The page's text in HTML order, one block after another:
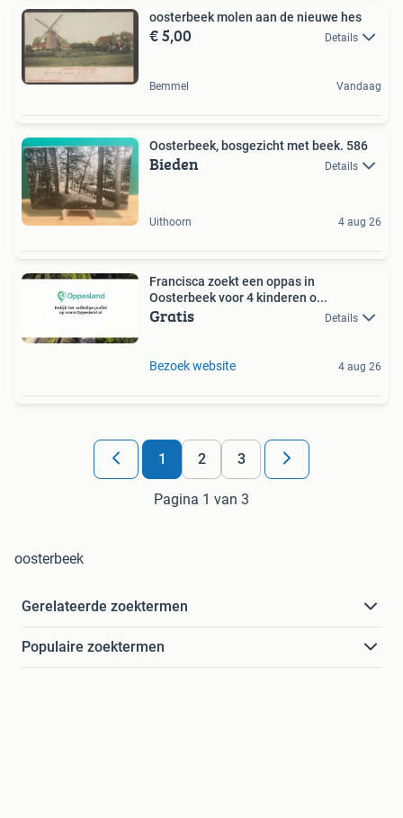
oosterbeek molen aan de nieuwe hes
€ 5,00 Details
Bemmel Vandaag
Oosterbeek, bosgezicht met beek. 586
Bieden Details
Uithoorn 4 aug 26
Francisca zoekt een oppas in
Oosterbeek voor 4 kinderen o...
Gratis Details
Bezoek website 4 aug 26
1 2 3
Pagina 1 van 3
oosterbeek
Gerelateerde zoektermen
Populaire zoektermen